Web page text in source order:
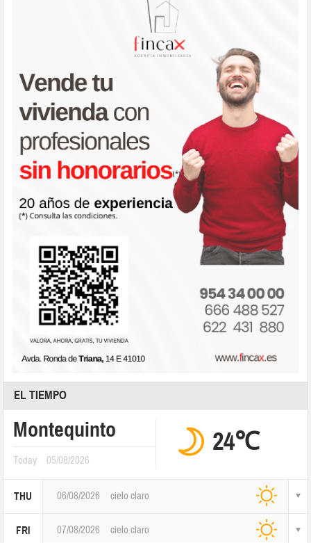
EL TIEMPO
Montequinto
Today 05/08/2026
24℃
THU 06/08/2026 cielo claro
FRI 07/08/2026 cielo claro